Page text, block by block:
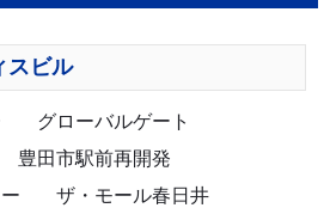
スビル
グローバルゲート
豊田市駅前再開発
ザ・モール春日井